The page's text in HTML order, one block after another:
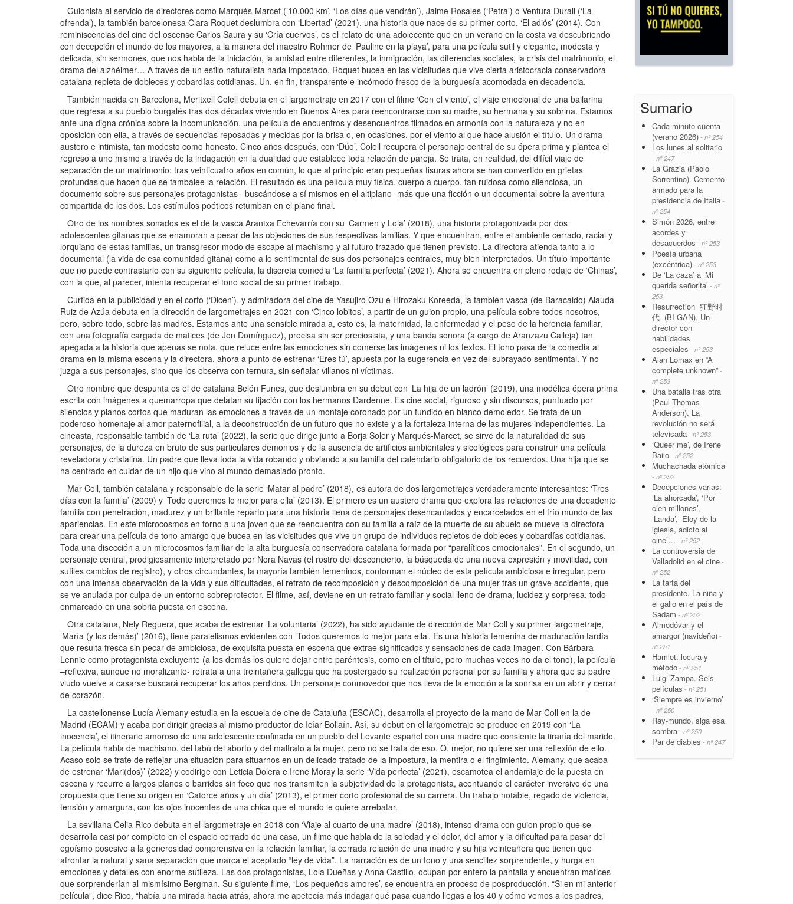
Guionista al servicio de directores como Marqués-Marcet (’10.000 km’, ‘Los días que vendrán’), Jaime Rosales (‘Petra’) o Ventura Durall (‘La
ofrenda’), la también barcelonesa Clara Roquet deslumbra con ‘Libertad’ (2021), una historia que nace de su primer corto, ‘El adiós’ (2014). Con
reminiscencias del cine del oscense Carlos Saura y su ‘Cría cuervos’, es el relato de una adolecente que en un verano en la costa va descubriendo
con decepción el mundo de los mayores, a la manera del maestro Rohmer de ‘Pauline en la playa’, para una película sutil y elegante, modesta y
delicada, sin sermones, que nos habla de la iniciación, la amistad entre diferentes, la inmigración, las diferencias sociales, la crisis del matrimonio, el
drama del alzhéimer… A través de un estilo naturalista nada impostado, Roquet bucea en las vicisitudes que vive cierta aristocracia conservadora
catalana repleta de dobleces y cobardías cotidianas. Un, en fin, transparente e incómodo fresco de la burguesía acomodada en decadencia.
También nacida en Barcelona, Meritxell Colell debuta en el largometraje en 2017 con el filme ‘Con el viento’, el viaje emocional de una bailarina
que regresa a su pueblo burgalés tras dos décadas viviendo en Buenos Aires para reencontrarse con su madre, su hermana y su sobrina. Estamos
ante una digna crónica sobre la incomunicación, una película de encuentros y desencuentros filmados en armonía con la naturaleza y no en
oposición con ella, a través de secuencias reposadas y mecidas por la brisa o, en ocasiones, por el viento al que hace alusión el título. Un drama
austero e intimista, tan modesto como honesto. Cinco años después, con ‘Dúo’, Colell recupera el personaje central de su ópera prima y plantea el
regreso a uno mismo a través de la indagación en la dualidad que establece toda relación de pareja. Se trata, en realidad, del difícil viaje de
separación de un matrimonio: tras veinticuatro años en común, lo que al principio eran pequeñas fisuras ahora se han convertido en grietas
profundas que hacen que se tambalee la relación. El resultado es una película muy física, cuerpo a cuerpo, tan ruidosa como silenciosa, un
documento sobre sus personajes protagonistas –buscándose a sí mismos en el altiplano- más que una ficción o un documental sobre la aventura
compartida de los dos. Los estímulos poéticos retumban en el plano final.
Otro de los nombres sonados es el de la vasca Arantxa Echevarría con su ‘Carmen y Lola’ (2018), una historia protagonizada por dos
adolescentes gitanas que se enamoran a pesar de las objeciones de sus respectivas familias. Y que encuentran, entre el ambiente cerrado, racial y
lorquiano de estas familias, un transgresor modo de escape al machismo y al futuro trazado que tienen previsto. La directora atienda tanto a lo
documental (la vida de esa comunidad gitana) como a lo sentimental de sus dos personajes centrales, muy bien interpretados. Un título importante
que no puede contrastarlo con su siguiente película, la discreta comedia ‘La familia perfecta’ (2021). Ahora se encuentra en pleno rodaje de ‘Chinas’,
con la que, al parecer, intenta recuperar el tono social de su primer trabajo.
Curtida en la publicidad y en el corto (‘Dicen’), y admiradora del cine de Yasujiro Ozu e Hirozaku Koreeda, la también vasca (de Baracaldo) Alauda
Ruiz de Azúa debuta en la dirección de largometrajes en 2021 con ‘Cinco lobitos’, a partir de un guion propio, una película sobre todos nosotros,
pero, sobre todo, sobre las madres. Estamos ante una sensible mirada a, esto es, la maternidad, la enfermedad y el peso de la herencia familiar,
con una fotografía cargada de matices (de Jon Domínguez), precisa sin ser preciosista, y una banda sonora (a cargo de Aranzazu Calleja) tan
apegada a la historia que apenas se nota, que reluce entre las emociones sin comerse las imágenes ni los textos. El tono pasa de la comedia al
drama en la misma escena y la directora, ahora a punto de estrenar ‘Eres tú’, apuesta por la sugerencia en vez del subrayado sentimental. Y no
juzga a sus personajes, sino que los observa con ternura, sin señalar villanos ni víctimas.
Otro nombre que despunta es el de catalana Belén Funes, que deslumbra en su debut con ‘La hija de un ladrón’ (2019), una modélica ópera prima
escrita con imágenes a quemarropa que delatan su fijación con los hermanos Dardenne. Es cine social, riguroso y sin discursos, puntuado por
silencios y planos cortos que maduran las emociones a través de un montaje coronado por un fundido en blanco demoledor. Se trata de un
poderoso homenaje al amor paternofilial, a la deconstrucción de un futuro que no existe y a la fortaleza interna de las mujeres independientes. La
cineasta, responsable también de ‘La ruta’ (2022), la serie que dirige junto a Borja Soler y Marqués-Marcet, se sirve de la naturalidad de sus
personajes, de la dureza en bruto de sus particulares demonios y de la ausencia de artificios ambientales y sicológicos para construir una película
reveladora y cristalina. Un padre que lleva toda la vida robando y obviando a su familia del calendario obligatorio de los recuerdos. Una hija que se
ha centrado en cuidar de un hijo que vino al mundo demasiado pronto.
Mar Coll, también catalana y responsable de la serie ‘Matar al padre’ (2018), es autora de dos largometrajes verdaderamente interesantes: ‘Tres
días con la familia’ (2009) y ‘Todo queremos lo mejor para ella’ (2013). El primero es un austero drama que explora las relaciones de una decadente
familia con penetración, madurez y un brillante reparto para una historia llena de personajes desencantados y encarcelados en el frío mundo de las
apariencias. En este microcosmos en torno a una joven que se reencuentra con su familia a raíz de la muerte de su abuelo se mueve la directora
para crear una película de tono amargo que bucea en las vicisitudes que vive un grupo de individuos repletos de dobleces y cobardías cotidianas.
Toda una disección a un microcosmos familiar de la alta burguesía conservadora catalana formada por “paralíticos emocionales”. En el segundo, un
personaje central, prodigiosamente interpretado por Nora Navas (el rostro del desconcierto, la búsqueda de una nueva expresión y movilidad, con
sutiles cambios de registro), y otros circundantes, la mayoría también femeninos, conforman el núcleo de esta película ambiciosa e irregular, pero
con una intensa observación de la vida y sus dificultades, el retrato de recomposición y descomposición de una mujer tras un grave accidente, que
se ve anulada por culpa de un entorno sobreprotector. El filme, así, deviene en un retrato familiar y social lleno de drama, lucidez y sorpresa, todo
enmarcado en una sobria puesta en escena.
Otra catalana, Nely Reguera, que acaba de estrenar ‘La voluntaria’ (2022), ha sido ayudante de dirección de Mar Coll y su primer largometraje,
‘María (y los demás)’ (2016), tiene paralelismos evidentes con ‘Todos queremos lo mejor para ella’. Es una historia femenina de maduración tardía
que resulta fresca sin pecar de ambiciosa, de exquisita puesta en escena que extrae significados y sensaciones de cada imagen. Con Bárbara
Lennie como protagonista excluyente (a los demás los quiere dejar entre paréntesis, como en el título, pero muchas veces no da el tono), la película
–reflexiva, aunque no moralizante- retrata a una treintañera gallega que ha postergado su realización personal por su familia y ahora que su padre
viudo vuelve a casarse buscará recuperar los años perdidos. Un personaje conmovedor que nos lleva de la emoción a la sonrisa en un abrir y cerrar
de corazón.
La castellonense Lucía Alemany estudia en la escuela de cine de Cataluña (ESCAC), desarrolla el proyecto de la mano de Mar Coll en la de
Madrid (ECAM) y acaba por dirigir gracias al mismo productor de Icíar Bollaín. Así, su debut en el largometraje se produce en 2019 con ‘La
inocencia’, el itinerario amoroso de una adolescente confinada en un pueblo del Levante español con una madre que consiente la tiranía del marido.
La película habla de machismo, del tabú del aborto y del maltrato a la mujer, pero no se trata de eso. O, mejor, no quiere ser una reflexión de ello.
Acaso solo se trate de reflejar una situación para situarnos en un delicado tratado de la impostura, la mentira o el fingimiento. Alemany, que acaba
de estrenar ‘Mari(dos)’ (2022) y codirige con Leticia Dolera e Irene Moray la serie ‘Vida perfecta’ (2021), escamotea el andamiaje de la puesta en
escena y recurre a largos planos o barridos sin foco que nos transmiten la subjetividad de la protagonista, acentuando el carácter inversivo de una
propuesta que tiene su origen en ‘Catorce años y un día’ (2013), el primer corto profesional de su carrera. Un trabajo notable, regado de violencia,
tensión y amargura, con los ojos inocentes de una chica que el mundo le quiere arrebatar.
La sevillana Celia Rico debuta en el largometraje en 2018 con ‘Viaje al cuarto de una madre’ (2018), intenso drama con guion propio que se
desarrolla casi por completo en el espacio cerrado de una casa, un filme que habla de la soledad y el dolor, del amor y la dificultad para pasar del
egoísmo posesivo a la generosidad comprensiva en la relación familiar, la cerrada relación de una madre y su hija veinteañera que tienen que
afrontar la natural y sana separación que marca el aceptado “ley de vida”. La narración es de un tono y una sencillez sorprendente, y hurga en
emociones y detalles con enorme sutileza. Las dos protagonistas, Lola Dueñas y Anna Castillo, ocupan por entero la pantalla y encuentran matices
que sorprenderían al mismísimo Bergman. Su siguiente filme, ‘Los pequeños amores’, se encuentra en proceso de posproducción. “Si en mi anterior
película”, dice Rico, “había una mirada hacia atrás, ahora me apetecía más indagar qué pasa cuando llegas a los 40 y cómo vemos a los padres,
Sumario
Cada minuto cuenta
(verano 2026) - nº 254
Los lunes al solitario
- nº 247
La Grazia (Paolo
Sorrentino). Cemento
armado para la
presidencia de Italia -
nº 254
Simón 2026, entre
acordes y
desacuerdos - nº 253
Poesía urbana
(excéntrica) - nº 253
De ‘La caza’ a ‘Mi
querida señorita’ - nº
253
Resurrection 狂野时
代 (BI GAN). Un
director con
habilidades
especiales - nº 253
Alan Lomax en “A
complete unknown” -
nº 253
Una batalla tras otra
(Paul Thomas
Anderson). La
revolución no será
televisada - nº 253
‘Queer me’, de Irene
Bailo - nº 252
Muchachada atómica
- nº 252
Decepciones varias:
‘La ahorcada’, ‘Por
cien millones’,
‘Landa’, ‘Eloy de la
iglesia, adicto al
cine’… - nº 252
La controversia de
Valladolid en el cine -
nº 252
La tarta del
presidente. La niña y
el gallo en el país de
Sadam - nº 252
Almodóvar y el
amargor (navideño) -
nº 251
Hamlet: locura y
método - nº 251
Luigi Zampa. Seis
películas - nº 251
‘Siempre es invierno’
- nº 250
Ray-mundo, siga esa
sombra - nº 250
Par de diables - nº 247